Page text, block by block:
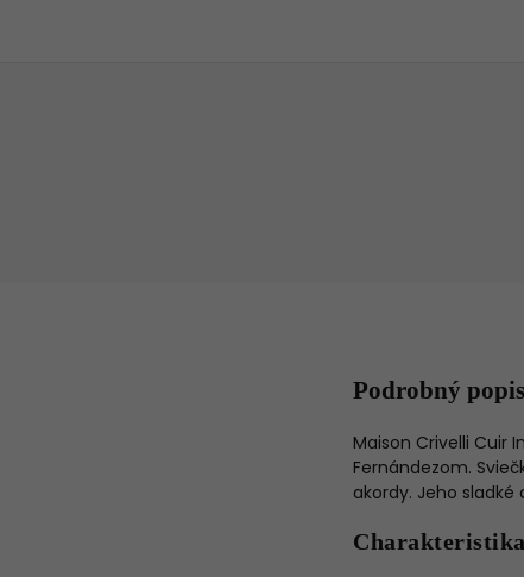
Podrobný popis
Maison Crivelli Cuir
Fernándezom.
akordy. Jeho